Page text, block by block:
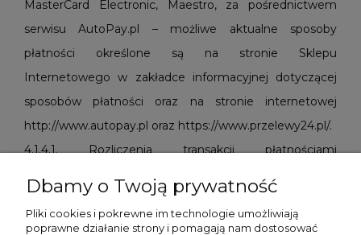
MasterCard Electronic, Maestro, za pośrednictwem
serwisu AutoPay.pl – możliwe aktualne sposoby
płatności określone są na stronie Sklepu
Internetowego w zakładce informacyjnej dotyczącej
sposobów płatności oraz na stronie internetowej
http://www.autopay.pl oraz https://www.przelewy24.pl/.
4.1.4.1. Rozliczenia transakcji płatnościami
zgodnie z wyborem Klienta. Obsługę płatności
elektronicznych i kartą płatniczą prowadzi:
Dbamy o Twoją prywatność
Pliki cookies i pokrewne im technologie umożliwiają
poprawne działanie strony i pomagają nam dostosować